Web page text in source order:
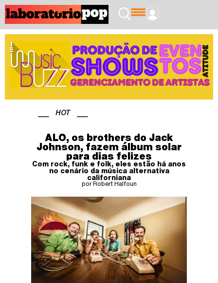
HOT
ALO, os brothers do Jack
Johnson, fazem álbum solar
para dias felizes
Com rock, funk e folk, eles estão há anos
no cenário da música alternativa
californiana
por Robert Halfoun